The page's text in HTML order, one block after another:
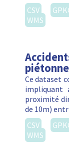
CSV
WMS
Ce dataset
impliquant
proximité
de 10m)
CSV
WMS